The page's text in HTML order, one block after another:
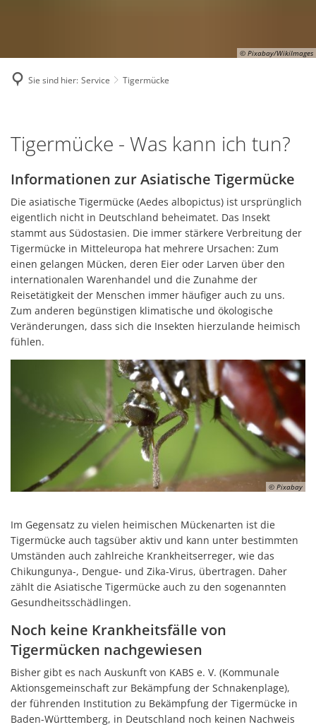
© Pixabay/WikiImages
Sie sind hier: Service Tigermücke
Tigermücke - Was kann ich tun?
Informationen zur Asiatische Tigermücke
Die asiatische Tigermücke (Aedes albopictus) ist ursprünglich
eigentlich nicht in Deutschland beheimatet. Das Insekt
stammt aus Südostasien. Die immer stärkere Verbreitung der
Tigermücke in Mitteleuropa hat mehrere Ursachen: Zum
einen gelangen Mücken, deren Eier oder Larven über den
internationalen Warenhandel und die Zunahme der
Reisetätigkeit der Menschen immer häufiger auch zu uns.
Zum anderen begünstigen klimatische und ökologische
Veränderungen, dass sich die Insekten hierzulande heimisch
fühlen.
© Pixabay
Im Gegensatz zu vielen heimischen Mückenarten ist die
Tigermücke auch tagsüber aktiv und kann unter bestimmten
Umständen auch zahlreiche Krankheitserreger, wie das
Chikungunya-, Dengue- und Zika-Virus, übertragen. Daher
zählt die Asiatische Tigermücke auch zu den sogenannten
Gesundheitsschädlingen.
Noch keine Krankheitsfälle von
Tigermücken nachgewiesen
Bisher gibt es nach Auskunft von KABS e. V. (Kommunale
Aktionsgemeinschaft zur Bekämpfung der Schnakenplage),
der führenden Institution zu Bekämpfung der Tigermücke in
Baden-Württemberg, in Deutschland noch keinen Nachweis